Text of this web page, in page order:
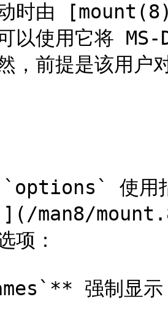
动时由
以使用它将 MS-
，前提是该用户
使用
man8/
项：
强制显示